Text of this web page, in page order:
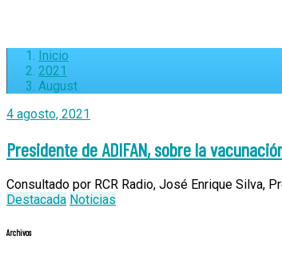
Inicio
2021
August
4 agosto, 2021
Presidente de ADIFAN, sobre la
Consultado por RCR Radio, José Enrique Silva,
Destacada Noticias
Archivos